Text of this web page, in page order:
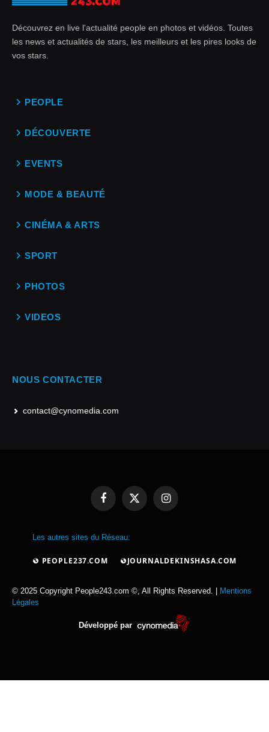
Découvrez en live l'actualité people en photos et vidéos. Toutes
les news et actualités de stars, les meilleurs et les pires looks de
vos stars.
PEOPLE
DÉCOUVERTE
EVENTS
MODE & BEAUTÉ
CINÉMA & ARTS
SPORT
PHOTOS
VIDEOS
NOUS CONTACTER
contact@cynomedia.com
FacebookX
Instagram
Les autres sites du Réseau:
PEOPLE237.COM JOURNALDEKINSHASA.COM
© 2025 Copyright People243.com ©, All Rights Reserved. |
Mentions
Légales
Développé par